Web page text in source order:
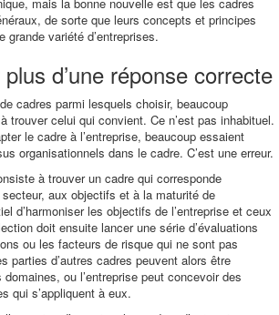
de sorte que leurs concepts et principes
grande variété d’entreprises.
d’une réponse correcte
cadres parmi lesquels choisir, beaucoup
trouver celui qui convient. Ce n’est pas inhabituel.
le cadre à l’entreprise, beaucoup essaient
organisationnels dans le cadre. C’est une erreur.
à trouver un cadre qui corresponde
aux objectifs et à la maturité de
d’harmoniser les objectifs de l’entreprise et ceux
doit ensuite lancer une série d’évaluations
ou les facteurs de risque qui ne sont pas
parties d’autres cadres peuvent alors être
ou l’entreprise peut concevoir des
qui s’appliquent à eux.